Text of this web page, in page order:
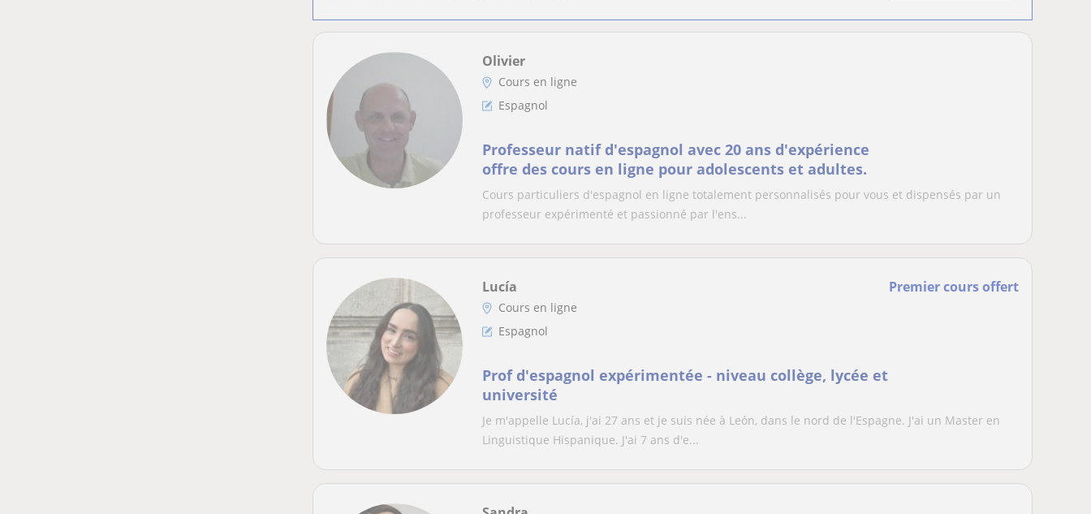
Olivier
Cours en ligne
Espagnol
Professeur natif d'espagnol avec 20 ans d'expérience
offre des cours en ligne pour adolescents et adultes.
Cours particuliers d'espagnol en ligne totalement personnalisés pour vous et dispensés par un
professeur expérimenté et passionné par l'ens...
Premier cours offert
Lucía
Cours en ligne
Espagnol
Prof d'espagnol expérimentée - niveau collège, lycée et
université
Je m'appelle Lucía, j'ai 27 ans et je suis née à León, dans le nord de l'Espagne. J'ai un Master en
Linguistique Hispanique. J'ai 7 ans d'e...